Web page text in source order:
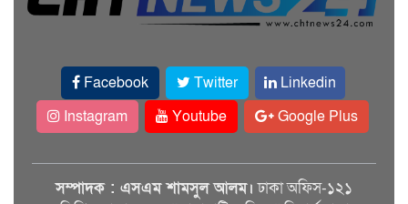
Facebook Twitter
Linkedin
Instagram
Youtube Google Plus
সম্পাদক : এসএম শামসুল আলম। ঢাকা অফিস-১২১